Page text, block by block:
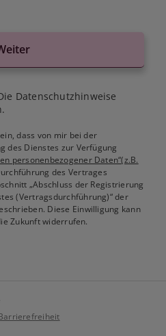
Datenschutzhinweise
dass von mir bei der
des Dienstes zur Verfügung
personenbezogener Daten“(z.B.
des Vertrages
„Abschluss der Registrierung
(Vertragsdurchführung)“ der
Diese Einwilligung kann
Zukunft widerrufen.